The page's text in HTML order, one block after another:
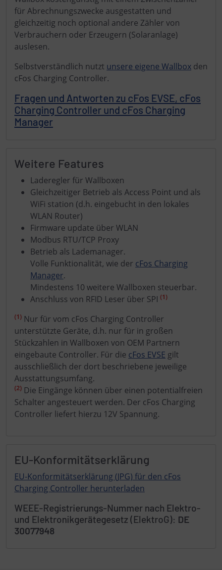
für Abrechnungszwecke ausgestatten und
gleichzeitig noch optional andere Zähler von
Verbrauchern oder Erzeugern (Solaranlage)
auslesen.
Selbstverständlich nutzt unsere eigene Wallbox den
cFos Charging Controller.
Fragen und Antworten zu cFos EVSE, cFos
Charging Controller und cFos Charging
Manager
Weitere Features
Laderegler für Wallboxen
Gleichzeitiger Betrieb als Access Point und als
WiFi station (d.h. eingebucht in den lokales
WLAN Router)
Firmware update über WLAN
Modbus RTU/TCP Proxy
Betrieb als Lademanager.
Volle Funktionalität, wie der cFos Charging
Manager.
Mindestens 10 weitere Wallboxen steuerbar.
Anschluss von RFID Leser über SPI (1)
(1) Nur für vom cFos Charging Controller
unterstützte Geräte, d.h. nur für in großen
Stückzahlen in Wallboxen von OEM Partnern
eingebaute Controller. Für die cFos EVSE gilt
ausschließlich der dort beschriebene jeweilige
Ausstattungsumfang.
(2) Die Eingänge können über einen potentialfreien
Schalter angesteuert werden. Der cFos Charging
Controller liefert hierzu 12V Spannung.
EU-Konformitätserklärung
EU-Konformitätserklärung (JPG) für den cFos
Charging Controller herunterladen
WEEE-Registrierungs-Nummer nach Elektro-
und Elektronikgerätegesetz (ElektroG): DE
30077948